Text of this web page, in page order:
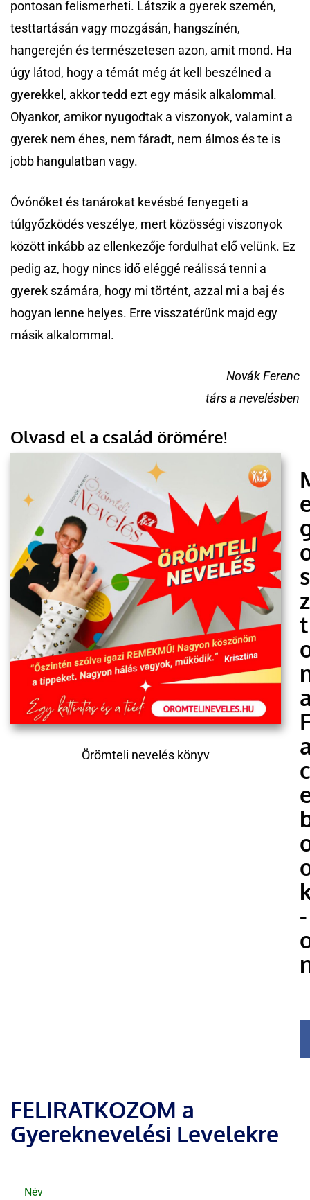
pontosan felismerheti. Látszik a gyerek szemén,
testtartásán vagy mozgásán, hangszínén,
hangerején és természetesen azon, amit mond. Ha
úgy látod, hogy a témát még át kell beszélned a
gyerekkel, akkor tedd ezt egy másik alkalommal.
Olyankor, amikor nyugodtak a viszonyok, valamint a
gyerek nem éhes, nem fáradt, nem álmos és te is
jobb hangulatban vagy.
Óvónőket és tanárokat kevésbé fenyegeti a
túlgyőzködés veszélye, mert közösségi viszonyok
között inkább az ellenkezője fordulhat elő velünk. Ez
pedig az, hogy nincs idő eléggé reálissá tenni a
gyerek számára, hogy mi történt, azzal mi a baj és
hogyan lenne helyes. Erre visszatérünk majd egy
másik alkalommal.
Novák Ferenc
társ a nevelésben
Olvasd el a család örömére!
Örömteli nevelés könyv
s
z
t
c
-
FELIRATKOZOM a
Gyereknevelési Levelekre
Név